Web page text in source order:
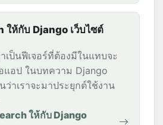
ให้กับ Django เว็บไซต์
เป็นฟีเจอร์ที่ต้องมีในแทบจะ
แอป ในบทความ Django
าเราจะมาประยุกต์ใช้งาน
ให้กับ Django